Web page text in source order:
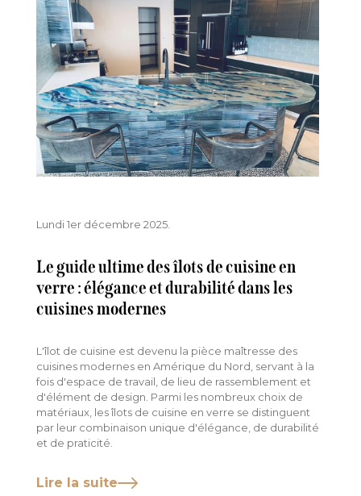
Lundi 1er décembre 2025.
Le guide ultime des îlots de cuisine en
verre : élégance et durabilité dans les
cuisines modernes
L'îlot de cuisine est devenu la pièce maîtresse des
cuisines modernes en Amérique du Nord, servant à la
fois d'espace de travail, de lieu de rassemblement et
d'élément de design. Parmi les nombreux choix de
matériaux, les îlots de cuisine en verre se distinguent
par leur combinaison unique d'élégance, de durabilité
et de praticité.
Lire la suite